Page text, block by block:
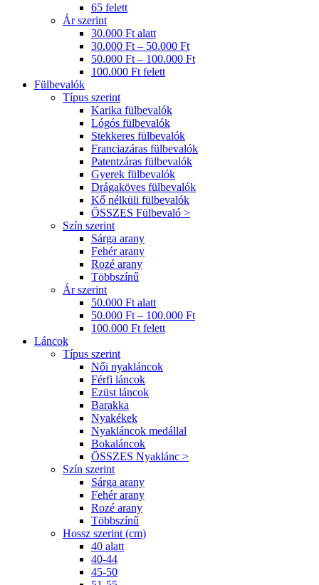
65 felett
Ár szerint
30.000 Ft alatt
30.000 Ft – 50.000 Ft
50.000 Ft – 100.000 Ft
100.000 Ft felett
Fülbevalók
Típus szerint
Karika fülbevalók
Lógós fülbevalók
Stekkeres fülbevalók
Franciazáras fülbevalók
Patentzáras fülbevalók
Gyerek fülbevalók
Drágaköves fülbevalók
Kő nélküli fülbevalók
ÖSSZES Fülbevaló >
Szín szerint
Sárga arany
Fehér arany
Rozé arany
Többszínű
Ár szerint
50.000 Ft alatt
50.000 Ft – 100.000 Ft
100.000 Ft felett
Láncok
Típus szerint
Női nyakláncok
Férfi láncok
Ezüst láncok
Barakka
Nyakékek
Nyakláncok medállal
Bokaláncok
ÖSSZES Nyaklánc >
Szín szerint
Sárga arany
Fehér arany
Rozé arany
Többszínű
Hossz szerint (cm)
40 alatt
40-44
45-50